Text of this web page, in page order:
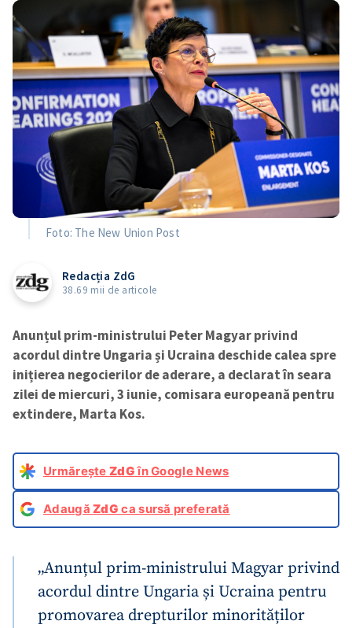
Foto: The New Union Post
Redacția ZdG
38.69 mii de articole
Anunțul prim-ministrului Peter Magyar privind
acordul dintre Ungaria și Ucraina deschide calea spre
inițierea negocierilor de aderare, a declarat în seara
zilei de miercuri, 3 iunie, comisara europeană pentru
extindere, Marta Kos.
Urmărește ZdGîn Google News
AdaugăZdG ca sursă preferată
„Anunțul prim-ministrului Magyar privind
acordul dintre Ungaria și Ucraina pentru
promovarea drepturilor minorităților